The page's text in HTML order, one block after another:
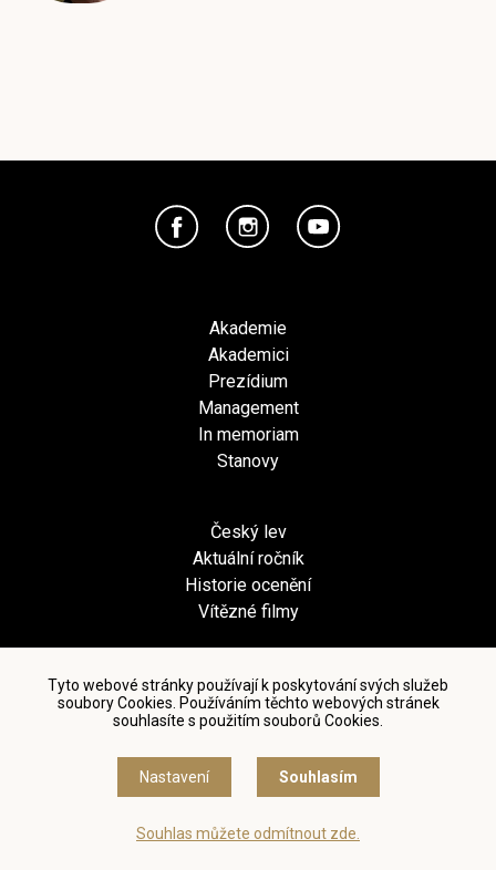
Tyto webové stránky používají k poskytování svých služeb
soubory Cookies. Používáním těchto webových stránek
souhlasíte s použitím souborů Cookies.
Nastavení Souhlasím
Souhlas můžete odmítnout zde.
Akademie
Akademici
Prezídium
Management
In memoriam
Stanovy
Český lev
Aktuální ročník
Historie ocenění
Vítězné filmy
Press
Tiskové zprávy
Video
Loga a soška